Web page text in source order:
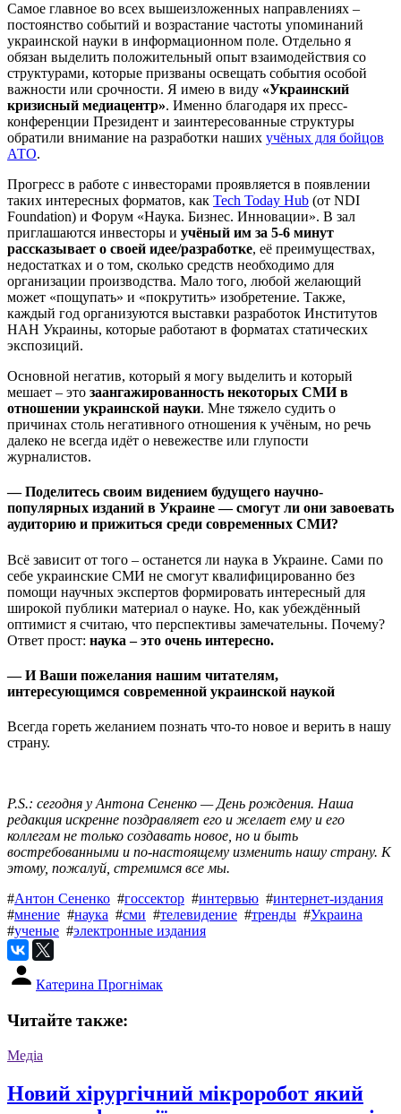
Самое главное во всех вышеизложенных направлениях –
постоянство событий и возрастание частоты упоминаний
украинской науки в информационном поле. Отдельно я
обязан выделить положительный опыт взаимодействия со
структурами, которые призваны освещать события особой
важности или срочности. Я имею в виду «Украинский
кризисный медиацентр». Именно благодаря их пресс-
конференции Президент и заинтересованные структуры
обратили внимание на разработки наших учёных для бойцов
АТО.
Прогресс в работе с инвесторами проявляется в появлении
таких интересных форматов, как Tech Today Hub (от NDI
Foundation) и Форум «Наука. Бизнес. Инновации». В зал
приглашаются инвесторы и учёный им за 5-6 минут
рассказывает о своей идее/разработке, её преимуществах,
недостатках и о том, сколько средств необходимо для
организации производства. Мало того, любой желающий
может «пощупать» и «покрутить» изобретение. Также,
каждый год организуются выставки разработок Институтов
НАН Украины, которые работают в форматах статических
экспозиций.
Основной негатив, который я могу выделить и который
мешает – это заангажированность некоторых СМИ в
отношении украинской науки. Мне тяжело судить о
причинах столь негативного отношения к учёным, но речь
далеко не всегда идёт о невежестве или глупости
журналистов.
— Поделитесь своим видением будущего научно-
популярных изданий в Украине — смогут ли они завоевать
аудиторию и прижиться среди современных СМИ?
Всё зависит от того – останется ли наука в Украине. Сами по
себе украинские СМИ не смогут квалифицированно без
помощи научных экспертов формировать интересный для
широкой публики материал о науке. Но, как убеждённый
оптимист я считаю, что перспективы замечательны. Почему?
Ответ прост: наука – это очень интересно.
— И Ваши пожелания нашим читателям,
интересующимся современной украинской наукой
Всегда гореть желанием познать что-то новое и верить в нашу
страну.
P.S.: сегодня у Антона Сененко — День рождения. Наша
редакция искренне поздравляет его и желает ему и его
коллегам не только создавать новое, но и быть
востребованными и по-настоящему изменить нашу страну. К
этому, пожалуй, стремимся все мы.
#Антон Сененко #госсектор #интервью #интернет-издания
#мнение #наука #сми #телевидение #тренды #Украина
#ученые #электронные издания
Катерина Прогнімак
Читайте также:
Медіа
Новий хірургічний мікроробот який